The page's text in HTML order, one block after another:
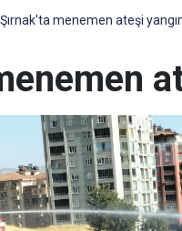
Şırnak'ta menemen ateşi yangın